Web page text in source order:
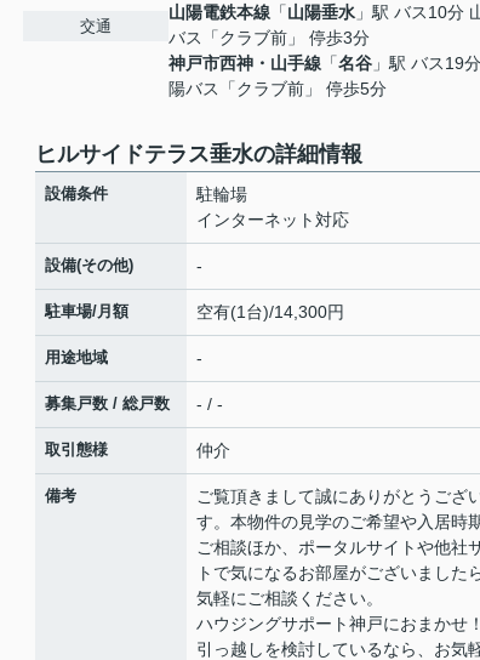
交通
山陽電鉄本線 「山陽垂水 」駅 バス10分
バス「クラブ前」 停歩3分
神戸市西神・山手線 「名谷 」駅 バス19
陽バス「クラブ前」 停歩5分
ヒルサイドテラス垂水の詳細情報
設備条件
駐輪場
インターネット対応
設備(その他) -
駐車場/月額 空有(1台)/14,300円
用途地域 -
募集戸数 / 総戸数 - / -
取引態様 仲介
備考
ご覧頂きまして誠にありがとうござ
す。本物件の見学のご希望や入居時
ご相談ほか、ポータルサイトや他社
トで気になるお部屋がございました
気軽にご相談ください。
ハウジングサポート神戸におまかせ！
引っ越しを検討しているなら、お気